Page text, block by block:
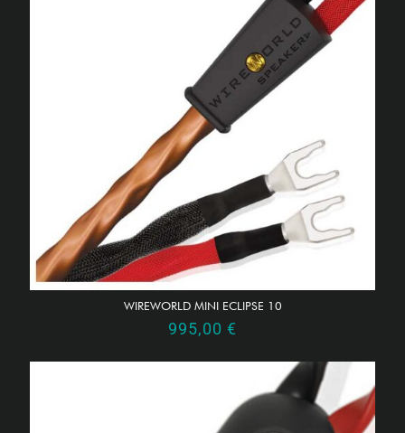
WIREWORLD MINI ECLIPSE 10
995,00 €